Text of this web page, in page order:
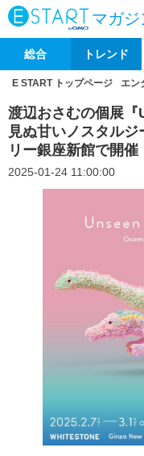
マガジ
総合 トレンド
E START トップページ エン
渡辺おさむの個展
見ぬ甘いノスタル
リー銀座新館で開催
2025-01-24 11:00:00